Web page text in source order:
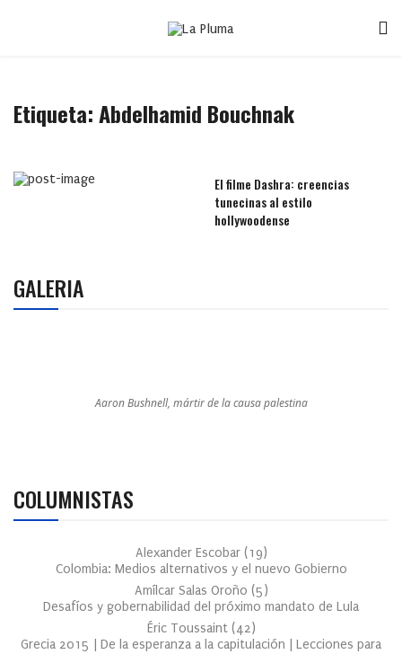
Etiqueta:Abdelhamid Bouchnak
El filme Dashra: creencias
tunecinas al estilo
hollywoodense
GALERIA
Aaron Bushnell, mártir de la causa palestina
COLUMNISTAS
Alexander Escobar (19)
Colombia: Medios alternativos y el nuevo Gobierno
Amílcar Salas Oroño (5)
Desafíos y gobernabilidad del próximo mandato de Lula
Éric Toussaint (42)
Grecia 2015 | De la esperanza a la capitulación | Lecciones para